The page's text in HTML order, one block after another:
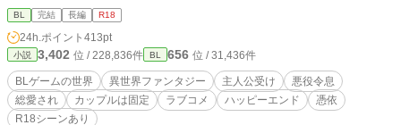
を胃痛を抱えながら、必死に演じていた。 そんな中、ついに因縁の主人公が登
場したので悪役として接するのだが、主人公は予想を超える人物だった。 嫌わ
れようとしているのに、全然嫌ってくれなくてむしろどんどん懐いてしまう。
しかも儚げ美人主人公に成長するはずなのに、なぜか正反対に逞しく成長してし
まい……。 なんとかシナリオ通りに軌道修正しようと奮闘するのだが思いもよ
らぬ方向に……。 嫌われ者の悪役令息なのに、他のキャラ達とも仲良くなって
しまう。 健は新しい世界で幸せを見つけることができるのか。 ※※※ 悪役令息
になりきれなかった主人公が総愛されするお話です。 恋愛面では固定カプ。 子
BL 完結 長編 R18
24h.ポイント 413pt
小説 3,402 位 / 228,836件 BL 656 位 / 31,436件
BLゲームの世界 異世界ファンタジー 主人公受け
悪役令息
総愛され
カップルは固定 ラブコメ ハッピーエンド
憑依
R18シーンあり